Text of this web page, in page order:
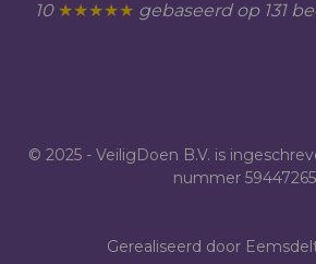
10 ★★★★★ gebaseerd op 131
© 2025 - VeiligDoen B.V. is
nummer 59447265
Gerealiseerd door